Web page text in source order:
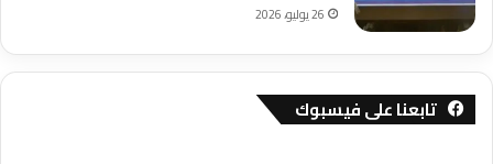
26 يوليو، 2026
تابعنا على فيسبوك